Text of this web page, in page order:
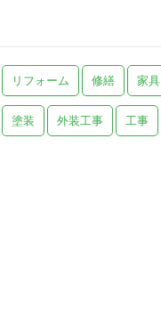
リフォーム 修繕 家具
塗装 外装工事 工事